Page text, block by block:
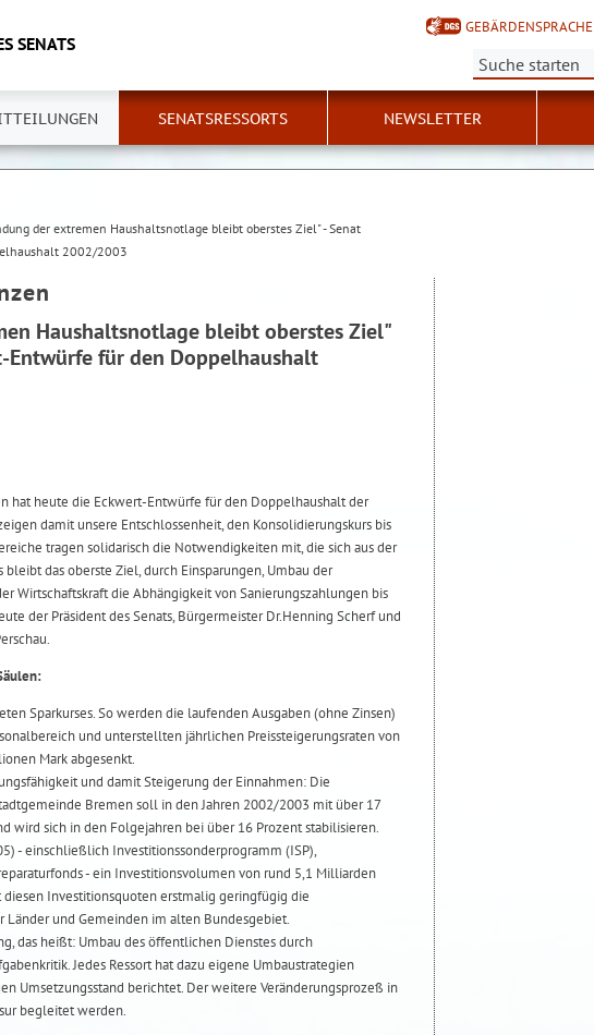
SENATS
GEBÄRDENSPRACHE
Suche:
SENATSRESSORTS NEWSLETTER
der extremen Haushaltsnotlage bleibt oberstes Ziel" - Senat
2002/2003
Haushaltsnotlage bleibt oberstes Ziel"
für den Doppelhaushalt
hat heute die Eckwert-Entwürfe für den Doppelhaushalt der
damit unsere Entschlossenheit, den Konsolidierungskurs bis
tragen solidarisch die Notwendigkeiten mit, die sich aus der
das oberste Ziel, durch Einsparungen, Umbau der
Wirtschaftskraft die Abhängigkeit von Sanierungszahlungen bis
der Präsident des Senats, Bürgermeister Dr.Henning Scherf und
Sparkurses. So werden die laufenden Ausgaben (ohne Zinsen)
und unterstellten jährlichen Preissteigerungsraten von
Mark abgesenkt.
und damit Steigerung der Einnahmen: Die
Bremen soll in den Jahren 2002/2003 mit über 17
wird sich in den Folgejahren bei über 16 Prozent stabilisieren.
- einschließlich Investitionssonderprogramm (ISP),
- ein Investitionsvolumen von rund 5,1 Milliarden
Investitionsquoten erstmalig geringfügig die
und Gemeinden im alten Bundesgebiet.
das heißt: Umbau des öffentlichen Dienstes durch
Jedes Ressort hat dazu eigene Umbaustrategien
Umsetzungsstand berichtet. Der weitere Veränderungsprozeß in
begleitet werden.